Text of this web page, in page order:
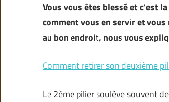
Vous vous êtes blessé et c’est
comment vous en servir et vous
au bon endroit, nous vous
Comment retirer son deuxième
Le 2ème pilier soulève souvent